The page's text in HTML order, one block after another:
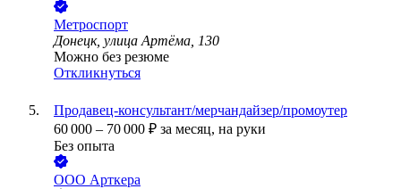
Метроспорт
Донецк, улица Артёма, 130
Можно без резюме
Откликнуться
Продавец-консультант/мерчандайзер/промоутер
60 000 – 70 000 ₽ за месяц, на руки
Без опыта
ООО Арткера